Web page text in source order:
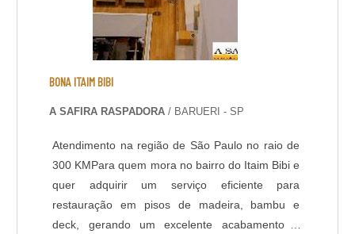
BONA ITAIM BIBI
A SAFIRA RASPADORA / BARUERI - SP
Atendimento na região de São Paulo no raio de
300 KMPara quem mora no bairro do Itaim Bibi e
quer adquirir um serviço eficiente para
restauração em pisos de madeira, bambu e
deck, gerando um excelente acabamento e